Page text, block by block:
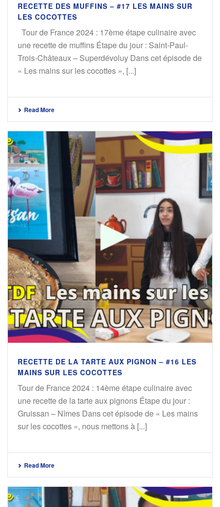
RECETTE DES MUFFINS – #17 LES MAINS SUR
LES COCOTTES
Tour de France 2024 : 17ème étape culinaire avec
une recette de muffins Étape du jour : Saint-Paul-
Trois-Châteaux – Superdévoluy Dans cet épisode de
« Les mains sur les cocottes », [...]
Read More
RECETTE DE LA TARTE AUX PIGNON – #16 LES
MAINS SUR LES COCOTTES
Tour de France 2024 : 14ème étape culinaire avec
une recette de la tarte aux pignons Étape du jour :
Gruissan – Nîmes Dans cet épisode de « Les mains
sur les cocottes », nous mettons à [...]
Read More